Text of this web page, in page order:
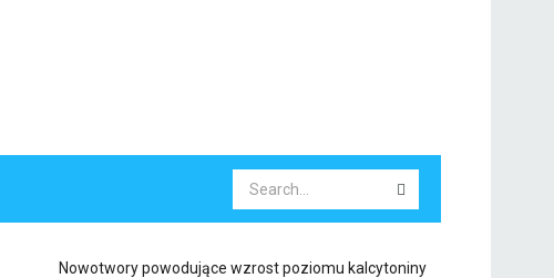
Nowotwory powodujące wzrost poziomu kalcytoniny